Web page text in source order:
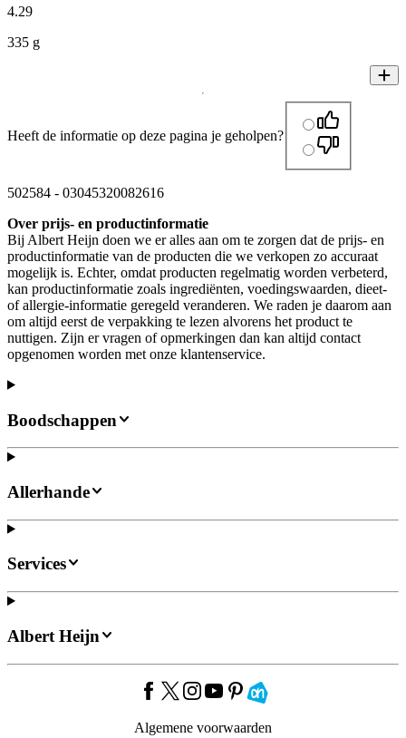
4.29
335 g
Heeft de informatie op deze pagina je geholpen?
502584 - 03045320082616
Over prijs- en productinformatie
Bij Albert Heijn doen we er alles aan om te zorgen dat de prijs- en
productinformatie van de producten die we verkopen zo accuraat
mogelijk is. Echter, omdat producten regelmatig worden verbeterd,
kan productinformatie zoals ingrediënten, voedingswaarden, dieet-
of allergie-informatie geregeld veranderen. We raden je daarom aan
om altijd eerst de verpakking te lezen alvorens het product te
nuttigen. Zijn er vragen of opmerkingen dan kan altijd contact
opgenomen worden met onze klantenservice.
Boodschappen
Allerhande
Services
Albert Heijn
Algemene voorwaarden